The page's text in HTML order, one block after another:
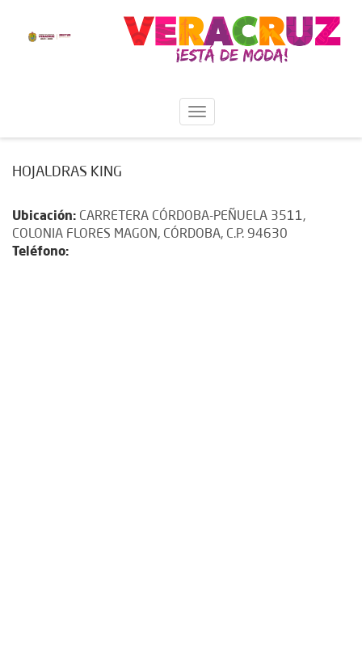
HOJALDRAS KING
Ubicación: CARRETERA CÓRDOBA-PEÑUELA 3511,
COLONIA FLORES MAGON, CÓRDOBA, C.P. 94630
Teléfono: